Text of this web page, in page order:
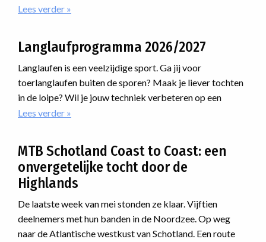
waar je nog bij kunt aansluiten. Van uitdagende routes
ongetwijfeld een reis tussen die bij jou past.
Lees verder over
voor
mtb-
avontuur
Langlaufprogramma 2026/2027
Langlaufen is een veelzijdige sport. Ga jij voor
toerlanglaufen buiten de sporen? Maak je liever tochten
in de loipe? Wil je jouw techniek verbeteren op een
cursus? Of ga je meedoen met een marathon? Voor
Lees verder over
MTB Schotland Coast to Coast: een
onvergetelijke tocht door de
Highlands
De laatste week van mei stonden ze klaar. Vijftien
deelnemers met hun banden in de Noordzee. Op weg
naar de Atlantische westkust van Schotland. Een route